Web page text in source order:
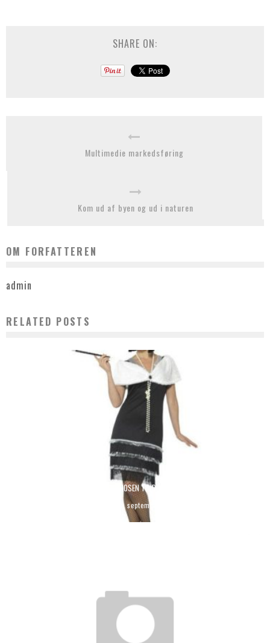
SHARE ON:
Multimedie markedsføring
Kom ud af byen og ud i naturen
OM FORFATTEREN
admin
RELATED POSTS
KØB ÆGTE LEDERHOSEN TIL DIN NÆSTE FEST
september 7, 2021